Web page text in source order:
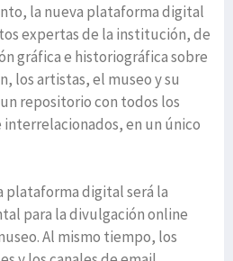
la nueva plataforma digital
expertas de la institución, de
gráfica e historiográfica sobre
los artistas, el museo y su
repositorio con todos los
en un único
plataforma digital será la
para la divulgación online
Al mismo tiempo, los